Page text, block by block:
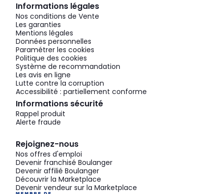
Informations légales
Nos conditions de Vente
Les garanties
Mentions légales
Données personnelles
Paramétrer les cookies
Politique des cookies
Système de recommandation
Les avis en ligne
Lutte contre la corruption
Accessibilité : partiellement conforme
Informations sécurité
Rappel produit
Alerte fraude
Rejoignez-nous
Nos offres d'emploi
Devenir franchisé Boulanger
Devenir affilié Boulanger
Découvrir la Marketplace
Devenir vendeur sur la Marketplace